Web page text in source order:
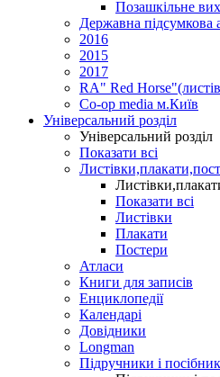
Позашкільне
Державна підсумкова
2016
2015
2017
RA" Red
Co-op media м.Київ
Універсальний розділ
Універсальний розділ
Показати всі
Показати всі
Листівки
Плакати
Постери
Атласи
Книги для записів
Енциклопедії
Календарі
Довідники
Longman
Підручники і